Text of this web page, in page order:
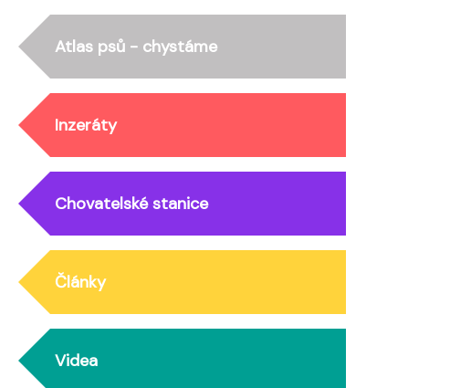
Atlas psů - chystáme
Inzeráty
Chovatelské stanice
Články
Videa